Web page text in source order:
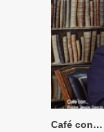
Café con…